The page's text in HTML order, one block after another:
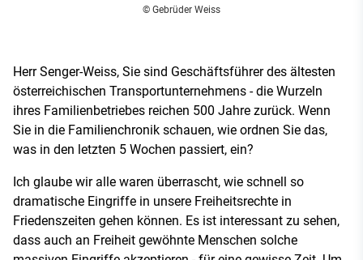
© Gebrüder Weiss
Herr Senger-Weiss, Sie sind Geschäftsführer des ältesten
österreichischen Transportunternehmens - die Wurzeln
ihres Familienbetriebes reichen 500 Jahre zurück. Wenn
Sie in die Familienchronik schauen, wie ordnen Sie das,
was in den letzten 5 Wochen passiert, ein?
Ich glaube wir alle waren überrascht, wie schnell so
dramatische Eingriffe in unsere Freiheitsrechte in
Friedenszeiten gehen können. Es ist interessant zu sehen,
dass auch an Freiheit gewöhnte Menschen solche